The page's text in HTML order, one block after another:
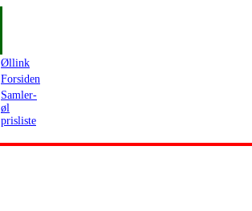
Øllink
Forsiden
Samler-
øl
prisliste